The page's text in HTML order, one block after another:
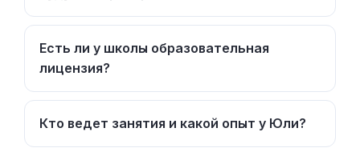
Есть ли у школы образовательная
лицензия?
Кто ведет занятия и какой опыт у Юли?